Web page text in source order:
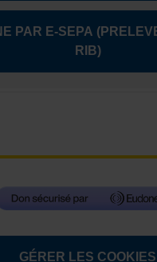
PAR E-SEPA
RIB)
GÉRER LES COOKIES